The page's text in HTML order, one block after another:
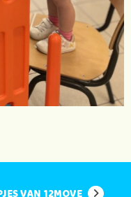
VAN 12MOVE